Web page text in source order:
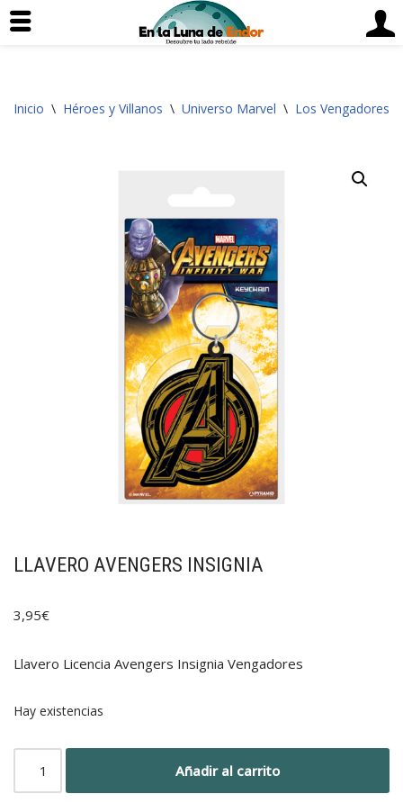
al
Inicio \ Héroes y Villanos \ Universo Marvel \ Los Vengadores
LLAVERO AVENGERS INSIGNIA
3,95€
Llavero Licencia Avengers Insignia Vengadores
Hay existencias
Añadir al carrito